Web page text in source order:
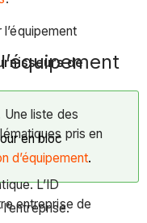
de
Une liste des
pris en
L’ID
entreprise de
en bloc
d’équipement.